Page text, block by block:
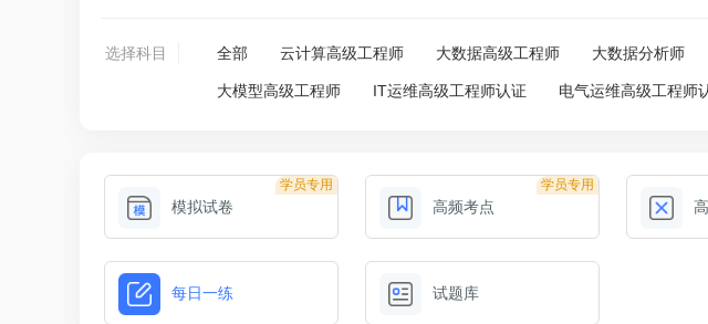
选择科目 全部 云计算高级工程师 大数据高级工程师 大数据分析师
大模型高级工程师 IT运维高级工程师认证 电气运维高级工程师
学员专用
模拟试卷
学员专用
高频考点
每日一练 试题库